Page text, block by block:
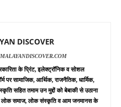
DISCOVER
के प्रिंट, इलेक्ट्रॉनिक व सोशल
पर सामाजिक, आर्थिक, राजनैतिक, धार्मिक,
सहित तमाम उन मुद्दों को बेबाकी से उठाना
लोक समाज, लोक संस्कृति व आम जनमानस के